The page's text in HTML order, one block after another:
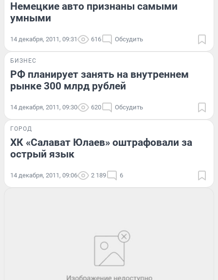
Немецкие авто признаны самыми
умными
14 декабря, 2011, 09:31 616 Обсудить
БИЗНЕС
РФ планирует занять на внутреннем
рынке 300 млрд рублей
14 декабря, 2011, 09:30 620 Обсудить
ГОРОД
ХК «Салават Юлаев» оштрафовали за
острый язык
14 декабря, 2011, 09:06 2 189 6